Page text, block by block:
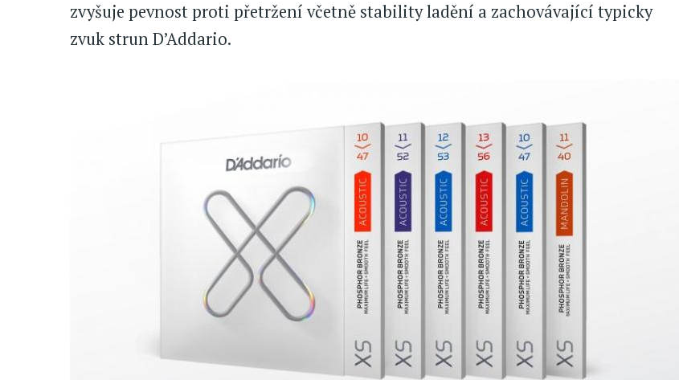
zvyšuje pevnost proti přetržení včetně stability ladění a zachovávající typicky
zvuk strun D’Addario.